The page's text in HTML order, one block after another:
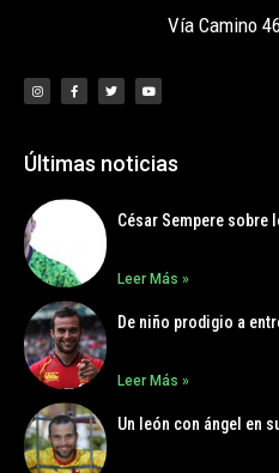
Vía Camino
Últimas noticias
César Sempere sobre
Leer Más »
De niño prodigio a
Leer Más »
Un león con ángel en